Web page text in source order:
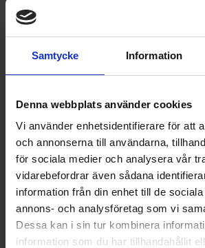
Samtycke Information
Denna webbplats använder cookies
Vi använder enhetsidentifierare för att
och annonserna till användarna,
för sociala medier och analysera vår
vidarebefordrar även sådana
information från din enhet till de
annons- och analysföretag som vi
Dessa kan i sin tur kombinera
information som du har tillhandahållit
Tillbehör till ugn
SiemenscleanAir Plus luktfilter - Filtrerar